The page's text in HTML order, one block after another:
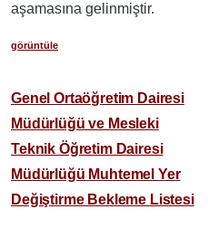
aşamasına gelinmiştir.
görüntüle
Genel Ortaöğretim Dairesi
Müdürlüğü ve Mesleki
Teknik Öğretim Dairesi
Müdürlüğü Muhtemel Yer
Değiştirme Bekleme Listesi